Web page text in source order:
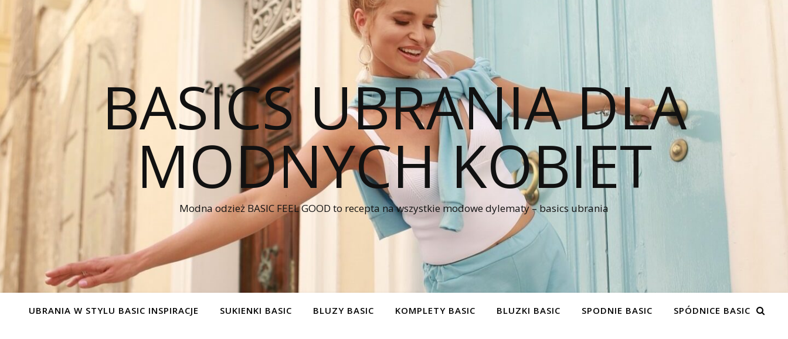
BASICS UBRANIA DLA
MODNYCH KOBIET
Modna odzież BASIC FEEL GOOD to recepta na wszystkie modowe dylematy – basics ubrania
UBRANIA W STYLU BASIC INSPIRACJE SUKIENKI BASIC BLUZY BASIC KOMPLETY BASIC BLUZKI BASIC SPODNIE BASIC SPÓDNICE BASIC